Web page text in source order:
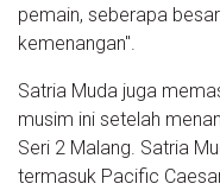
pemain, seberapa
kemenangan".
Satria Muda juga
musim ini setelah
Seri 2 Malang. Satria
termasuk Pacific